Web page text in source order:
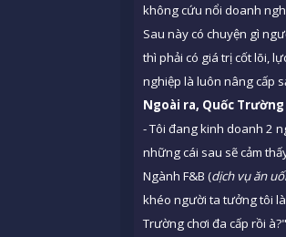
không cứu nổi doanh
Sau này có chuyện gì
thì phải có giá trị cốt lõi,
nghiệp là luôn nâng cấp
Ngoài ra, Quốc
- Tôi đang kinh doanh 2
những cái sau sẽ cảm
Ngành F&B (dịch vụ ăn
khéo người ta tưởng tôi
Trường chơi đa cấp rồi